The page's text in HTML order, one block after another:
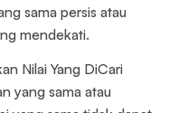
sama persis atau
mendekati.
Nilai Yang DiCari
yang sama atau